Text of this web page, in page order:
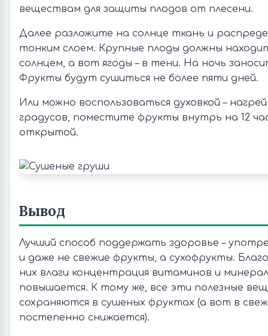
веществам для защиты плодов от плесени.
Далее разложите на солнце ткань и
тонким слоем. Крупные плоды должны
солнцем, а вот ягоды – в тени. На ночь
Фрукты будут сушиться не более пяти дней.
Или можно воспользоваться духовкой –
градусов, поместите фрукты внутрь на 12
открытой.
Вывод
Лучший способ поддержать здоровье –
и даже не свежие фрукты, а сухофрукты.
них влаги концентрация витаминов и
повышается. К тому же, все эти полезные
сохраняются в сушеных фруктах (а вот в
постепенно снижается).